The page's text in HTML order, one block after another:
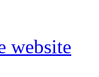
website